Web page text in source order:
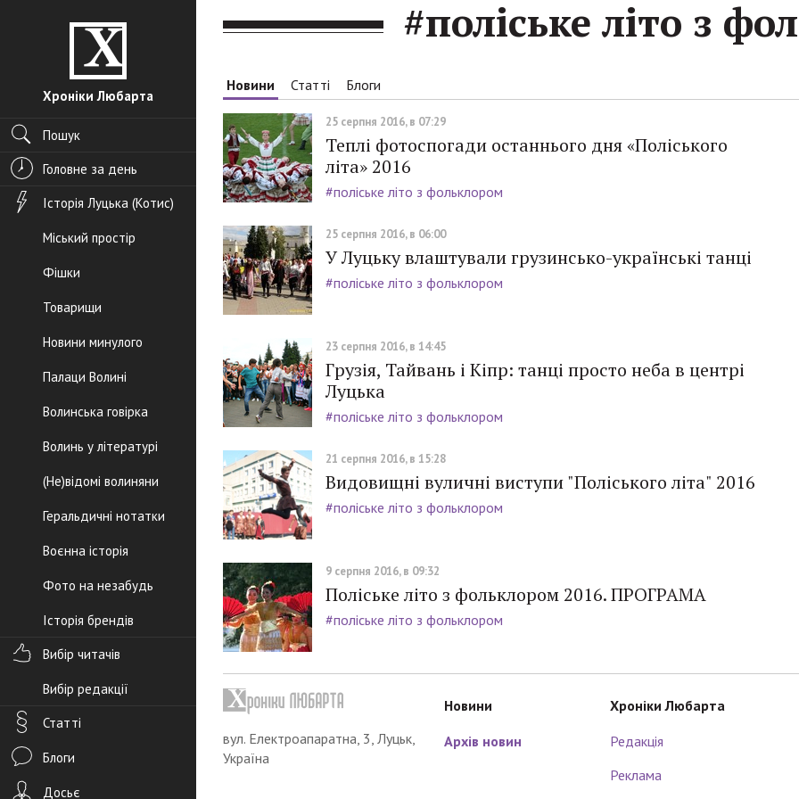
Хроніки Любарта
Пошук
Головне за день
Історія Луцька (Котис)
Міський простір
Фішки
Товарищи
Новини минулого
Палаци Волині
Волинська говірка
Волинь у літературі
(Не)відомі волиняни
Геральдичні нотатки
Воєнна історія
Фото на незабудь
Історія брендів
Вибір читачів
Вибір редакції
Статті
Блоги
Досьє
#поліське літо з
Новини Статті Блоги
25 серпня 2016, в 07:29
Теплі фотоспогади останнього дня «Поліського
літа» 2016
#поліське літо з фольклором
25 серпня 2016, в 06:00
У Луцьку влаштували грузинсько-українські танці
#поліське літо з фольклором
23 серпня 2016, в 14:45
Грузія, Тайвань і Кіпр: танці просто неба в центрі
Луцька
#поліське літо з фольклором
21 серпня 2016, в 15:28
Видовищні вуличні виступи "Поліського літа" 2016
#поліське літо з фольклором
9 серпня 2016, в 09:32
Поліське літо з фольклором 2016. ПРОГРАМА
#поліське літо з фольклором
вул. Електроапаратна, 3, Луцьк,
Україна
Новини
Архів новин
Хроніки Любарта
Редакція
Реклама